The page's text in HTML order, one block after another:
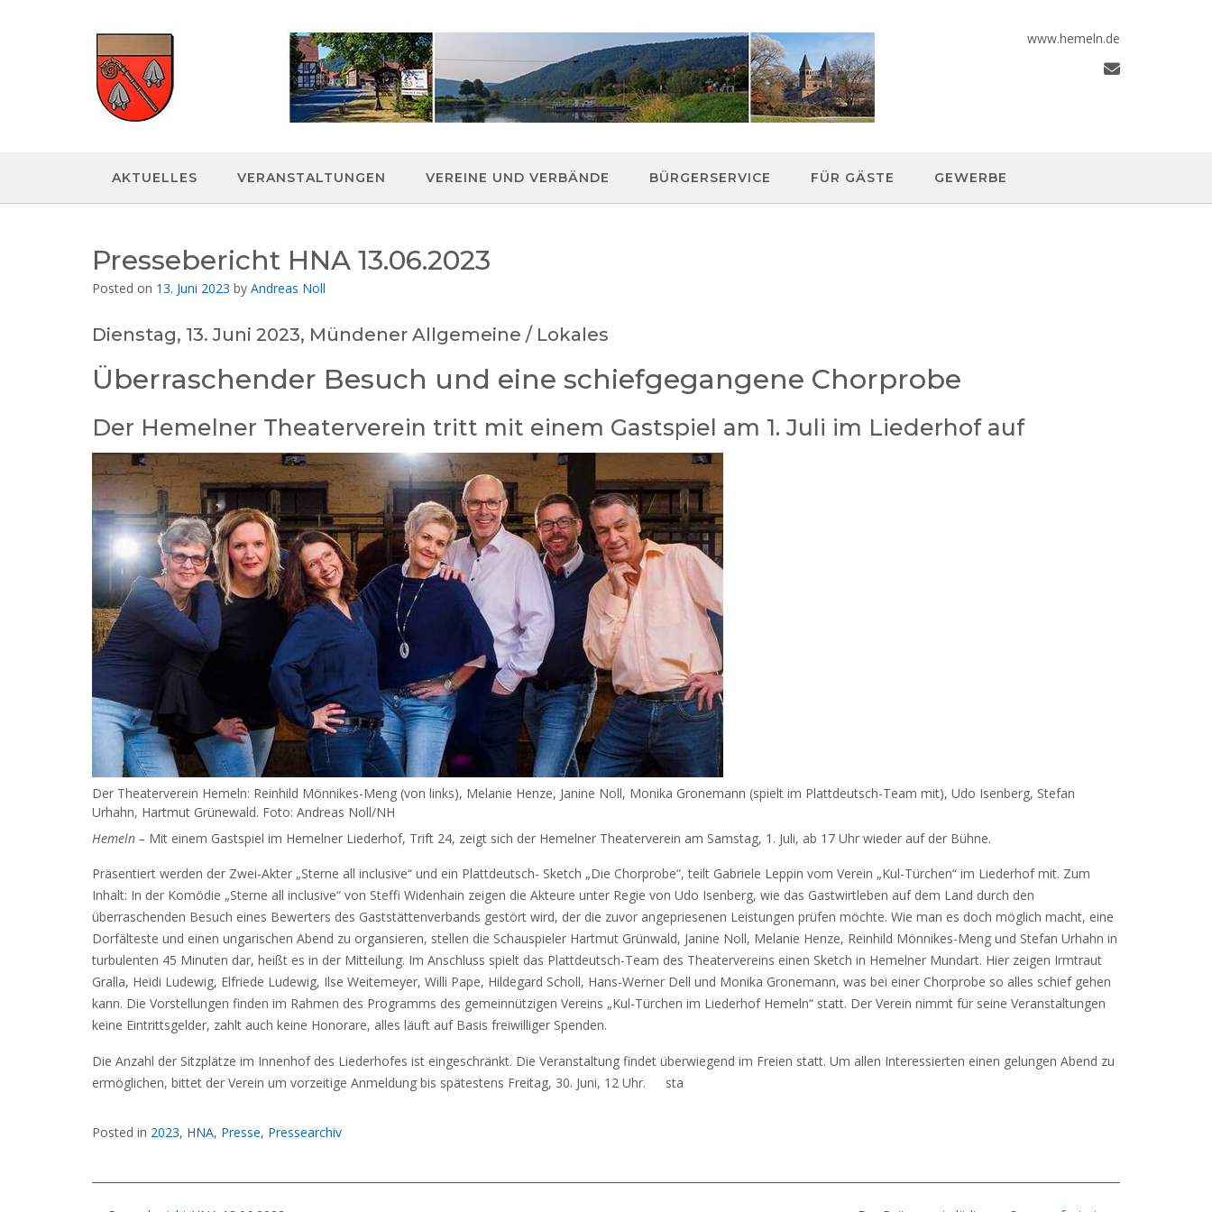
www.hemeln.de
AKTUELLES VERANSTALTUNGEN VEREINE UND VERBÄNDE BÜRGERSERVICE FÜR GÄSTE GEWERBE
Pressebericht HNA 13.06.2023
Posted on 13. Juni 2023 by Andreas Noll
Dienstag, 13. Juni 2023, Mündener Allgemeine / Lokales
Überraschender Besuch und eine schiefgegangene Chorprobe
Der Hemelner Theaterverein tritt mit einem Gastspiel am 1. Juli im Liederhof auf
Der Theaterverein Hemeln: Reinhild Mönnikes-Meng (von links), Melanie Henze, Janine Noll, Monika Gronemann (spielt im Plattdeutsch-Team mit), Udo Isenberg, Stefan
Urhahn, Hartmut Grünewald. Foto: Andreas Noll/NH
Hemeln – Mit einem Gastspiel im Hemelner Liederhof, Trift 24, zeigt sich der Hemelner Theaterverein am Samstag, 1. Juli, ab 17 Uhr wieder auf der Bühne.
Präsentiert werden der Zwei-Akter „Sterne all inclusive“ und ein Plattdeutsch- Sketch „Die Chorprobe“, teilt Gabriele Leppin vom Verein „Kul-Türchen“ im Liederhof mit. Zum
Inhalt: In der Komödie „Sterne all inclusive“ von Steffi Widenhain zeigen die Akteure unter Regie von Udo Isenberg, wie das Gastwirtleben auf dem Land durch den
überraschenden Besuch eines Bewerters des Gaststättenverbands gestört wird, der die zuvor angepriesenen Leistungen prüfen möchte. Wie man es doch möglich macht, eine
Dorfälteste und einen ungarischen Abend zu organsieren, stellen die Schauspieler Hartmut Grünwald, Janine Noll, Melanie Henze, Reinhild Mönnikes-Meng und Stefan Urhahn in
turbulenten 45 Minuten dar, heißt es in der Mitteilung. Im Anschluss spielt das Plattdeutsch-Team des Theatervereins einen Sketch in Hemelner Mundart. Hier zeigen Irmtraut
Gralla, Heidi Ludewig, Elfriede Ludewig, Ilse Weitemeyer, Willi Pape, Hildegard Scholl, Hans-Werner Dell und Monika Gronemann, was bei einer Chorprobe so alles schief gehen
kann. Die Vorstellungen finden im Rahmen des Programms des gemeinnützigen Vereins „Kul-Türchen im Liederhof Hemeln“ statt. Der Verein nimmt für seine Veranstaltungen
keine Eintrittsgelder, zahlt auch keine Honorare, alles läuft auf Basis freiwilliger Spenden.
Die Anzahl der Sitzplätze im Innenhof des Liederhofes ist eingeschränkt. Die Veranstaltung findet überwiegend im Freien statt. Um allen Interessierten einen gelungen Abend zu
ermöglichen, bittet der Verein um vorzeitige Anmeldung bis spätestens Freitag, 30. Juni, 12 Uhr. sta
Posted in 2023, HNA, Presse, Pressearchiv